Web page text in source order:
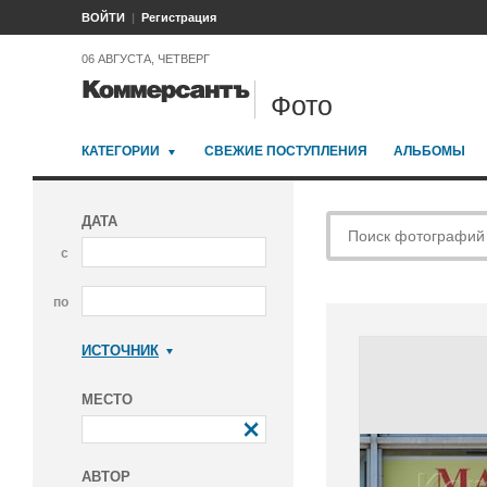
ВОЙТИ Регистрация
06 АВГУСТА, ЧЕТВЕРГ
Фото
КАТЕГОРИИ СВЕЖИЕ ПОСТУПЛЕНИЯ АЛЬБОМЫ
ДАТА
с
по
ИСТОЧНИК
МЕСТО
АВТОР